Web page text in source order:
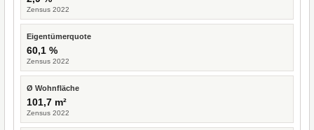
Zensus 2022
Eigentümerquote
60,1 %
Zensus 2022
Ø Wohnfläche
101,7 m²
Zensus 2022